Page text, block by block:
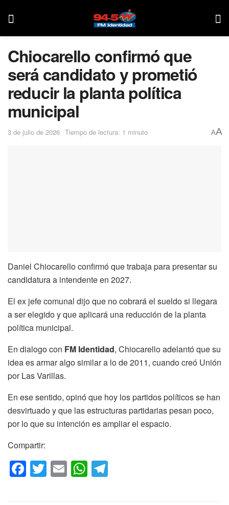
Chiocarello confirmó que
será candidato y prometió
reducir la planta política
municipal
3 de julio de 2026 Tiempo de lectura: 1 minuto AA
Daniel Chiocarello confirmó que trabaja para presentar su
candidatura a intendente en 2027.
El ex jefe comunal dijo que no cobrará el sueldo si llegara
a ser elegido y que aplicará una reducción de la planta
política municipal.
En dialogo con FM Identidad, Chiocarello adelantó que su
idea es armar algo similar a lo de 2011, cuando creó Unión
por Las Varillas.
En ese sentido, opinó que hoy los partidos políticos se han
desvirtuado y que las estructuras partidarias pesan poco,
por lo que su intención es ampliar el espacio.
Compartir:
F
a
T
wi
E
m
W
h